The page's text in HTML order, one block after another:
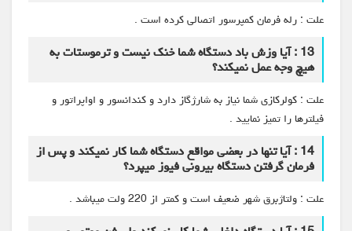
علت : رله فرمان کمپرسور اتصالی کرده است .
13 : آیا وزش باد دستگاه شما خنک نیست و ترموستات به
هیچ وجه عمل نمیکند؟
علت : کولرکازی شما نیاز به شارژگاز دارد و کندانسور و اواپراتور و
فیلترها را تمیز نمایید .
14 : آیا تنها در بعضی مواقع دستگاه شما کار نمیکند و پس از
فرمان گرفتن دستگاه بیرونی فیوز میپرد؟
علت : ولتاژبرق شهر ضعیف است و کمتر از 220 ولت میباشد .